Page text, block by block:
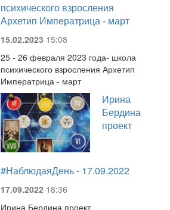
психического взросления
Архетип Императрица - март
15.02.2023 15:08
25 - 26 февраля 2023 года- школа
психического взросления Архетип
Императрица - март
Ирина
Бердина
проект
#НаблюдаяДень - 17.09.2022
17.09.2022 18:36
Ирина Бердина проект